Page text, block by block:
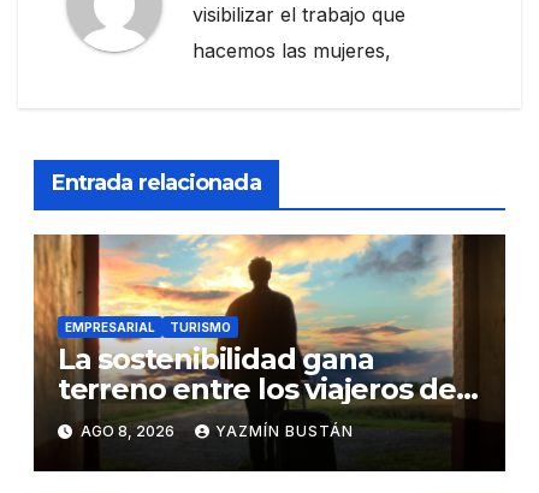
visibilizar el trabajo que
hacemos las mujeres,
Entrada relacionada
EMPRESARIAL TURISMO
La sostenibilidad gana
terreno entre los viajeros de
negocios
AGO 8, 2026 YAZMÍN BUSTÁN